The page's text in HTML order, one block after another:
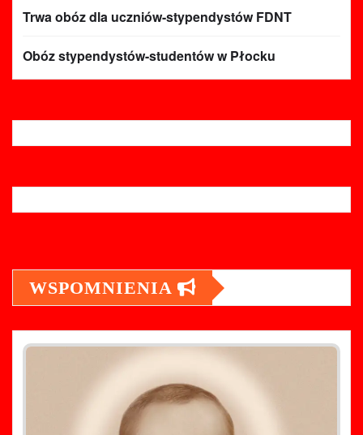
Trwa obóz dla uczniów-stypendystów FDNT
Obóz stypendystów-studentów w Płocku
WSPOMNIENIA